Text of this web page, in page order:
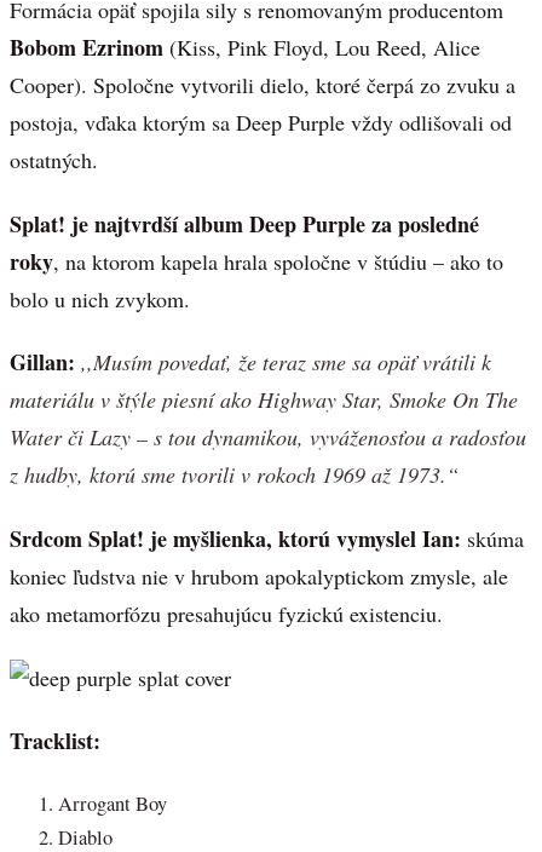
Formácia opäť spojila sily s renomovaným producentom
Bobom Ezrinom (Kiss, Pink Floyd, Lou Reed, Alice
Cooper). Spoločne vytvorili dielo, ktoré čerpá zo zvuku a
postoja, vďaka ktorým sa Deep Purple vždy odlišovali od
ostatných.
Splat! je najtvrdší album Deep Purple za posledné
roky, na ktorom kapela hrala spoločne v štúdiu – ako to
bolo u nich zvykom.
Gillan: ,,Musím povedať, že teraz sme sa opäť vrátili k
materiálu v štýle piesní ako Highway Star, Smoke On The
Water či Lazy – s tou dynamikou, vyváženosťou a radosťou
z hudby, ktorú sme tvorili v rokoch 1969 až 1973.“
Srdcom Splat! je myšlienka, ktorú vymyslel Ian: skúma
koniec ľudstva nie v hrubom apokalyptickom zmysle, ale
ako metamorfózu presahujúcu fyzickú existenciu.
Tracklist:
Arrogant Boy
Diablo